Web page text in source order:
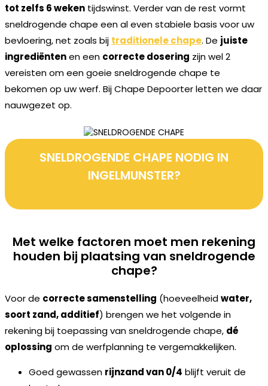
tot zelfs 6 weken tijdswinst. Verder van de rest vormt
sneldrogende chape een al even stabiele basis voor uw
bevloering, net zoals bij traditionele chape. De juiste
ingrediëntenen een correcte dosering zijn wel 2
vereisten om een goeie sneldrogende chape te
bekomen op uw werf. Bij Chape Depoorter letten we daar
nauwgezet op.
SNELDROGENDE CHAPE NODIG IN
INGELMUNSTER?
Met welke factoren moet men rekening
houden bij plaatsing van sneldrogende
chape?
Voor de correcte samenstelling (hoeveelheidwater,
soort zand, additief) brengen we het volgende in
rekening bij toepassing van sneldrogende chape, dé
oplossing om de werfplanning te vergemakkelijken.
Goed gewassen rijnzand van 0/4 blijft veruit de